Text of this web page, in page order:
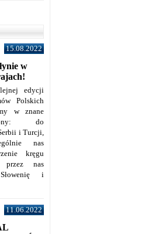
15.08.2022
w
edycji
Polskich
w znane
do
i Turcji,
nas
kręgu
przez nas
i
11.06.2022